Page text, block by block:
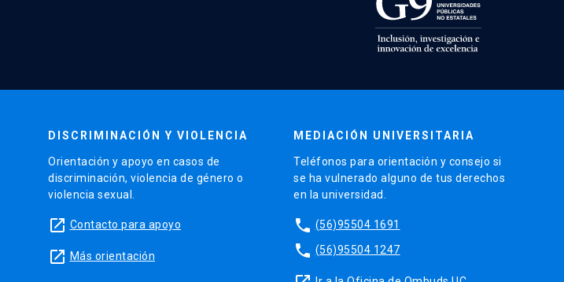
DISCRIMINACIÓN Y VIOLENCIA
Orientación y apoyo en casos de
discriminación, violencia de género o
violencia sexual.
launch Contacto para apoyo
launch Más orientación
MEDIACIÓN UNIVERSITARIA
Teléfonos para orientación y consejo si
se ha vulnerado alguno de tus derechos
en la universidad.
phone (56)95504 1691
phone (56)95504 1247